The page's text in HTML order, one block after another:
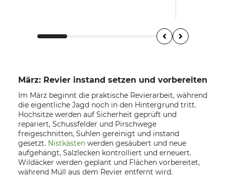
März: Revier instand setzen und vorbereiten
Im März beginnt die praktische Revierarbeit, während
die eigentliche Jagd noch in den Hintergrund tritt.
Hochsitze werden auf Sicherheit geprüft und
repariert, Schussfelder und Pirschwege
freigeschnitten, Suhlen gereinigt und instand
gesetzt. Nistkästen werden gesäubert und neue
aufgehängt, Salzlecken kontrolliert und erneuert.
Wildäcker werden geplant und Flächen vorbereitet,
während Müll aus dem Revier entfernt wird.